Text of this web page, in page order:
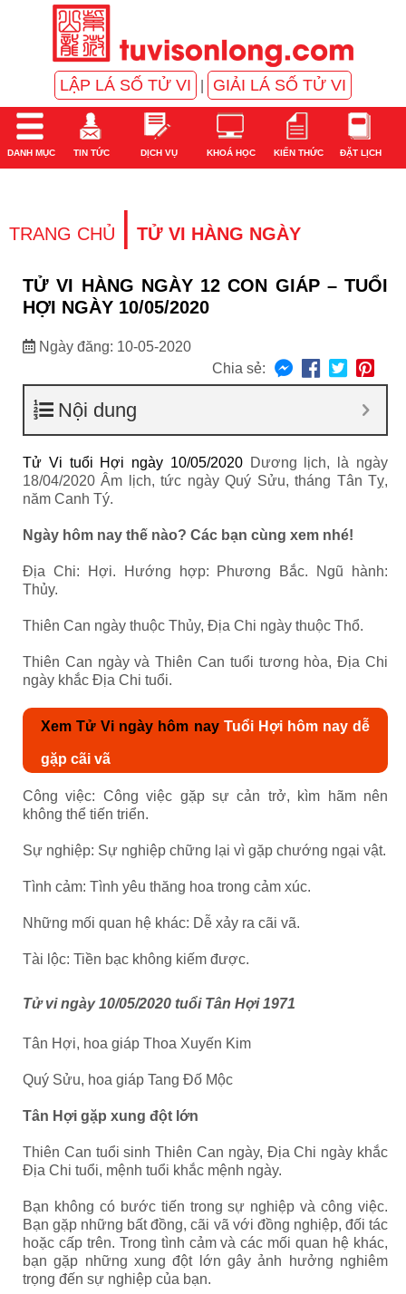
LẬP LÁ SỐ TỬ VI GIẢI LÁ SỐ TỬ VI
DANH MỤC TIN TỨC DỊCH VỤ KHOÁ HỌC KIẾN THỨC ĐẶT LỊCH
TRANG CHỦ | TỬ VI HÀNG NGÀY
TỬ VI HÀNG NGÀY 12 CON GIÁP – TUỔI
HỢI NGÀY 10/05/2020
Ngày đăng: 10-05-2020
Chia sẻ:
Nội dung
Tử Vi tuổi Hợi ngày 10/05/2020Dương lịch, là ngày
18/04/2020 Âm lịch, tức ngày Quý Sửu, tháng Tân Tỵ,
năm Canh Tý.
Ngày hôm nay thế nào? Các bạn cùng xem nhé!
Địa Chi: Hợi. Hướng hợp: Phương Bắc. Ngũ hành:
Thủy.
Thiên Can ngày thuộc Thủy, Địa Chi ngày thuộc Thổ.
Thiên Can ngày và Thiên Can tuổi tương hòa, Địa Chi
ngày khắc Địa Chi tuổi.
Xem Tử Vi ngày hôm nayTuổi Hợi hôm nay dễ
gặp cãi vã
Công việc: Công việc gặp sự cản trở, kìm hãm nên
không thể tiến triển.
Sự nghiệp: Sự nghiệp chững lại vì gặp chướng ngại vật.
Tình cảm: Tình yêu thăng hoa trong cảm xúc.
Những mối quan hệ khác: Dễ xảy ra cãi vã.
Tài lộc: Tiền bạc không kiếm được.
Tử vi ngày 10/05/2020 tuổi Tân Hợi 1971
Tân Hợi, hoa giáp Thoa Xuyến Kim
Quý Sửu, hoa giáp Tang Đố Mộc
Tân Hợi gặp xung đột lớn
Thiên Can tuổi sinh Thiên Can ngày, Địa Chi ngày khắc
Địa Chi tuổi, mệnh tuổi khắc mệnh ngày.
Bạn không có bước tiến trong sự nghiệp và công việc.
Bạn gặp những bất đồng, cãi vã với đồng nghiệp, đối tác
hoặc cấp trên. Trong tình cảm và các mối quan hệ khác,
bạn gặp những xung đột lớn gây ảnh hưởng nghiêm
trọng đến sự nghiệp của bạn.